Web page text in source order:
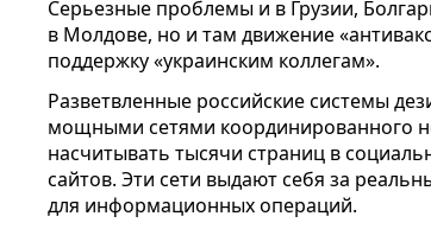
Серьезные проблемы и в Грузии,
в Молдове, но и там движение
поддержку «украинским коллегам».
Разветвленные российские системы
мощными сетями координированного
насчитывать тысячи страниц в
сайтов. Эти сети выдают себя за
для информационных операций.